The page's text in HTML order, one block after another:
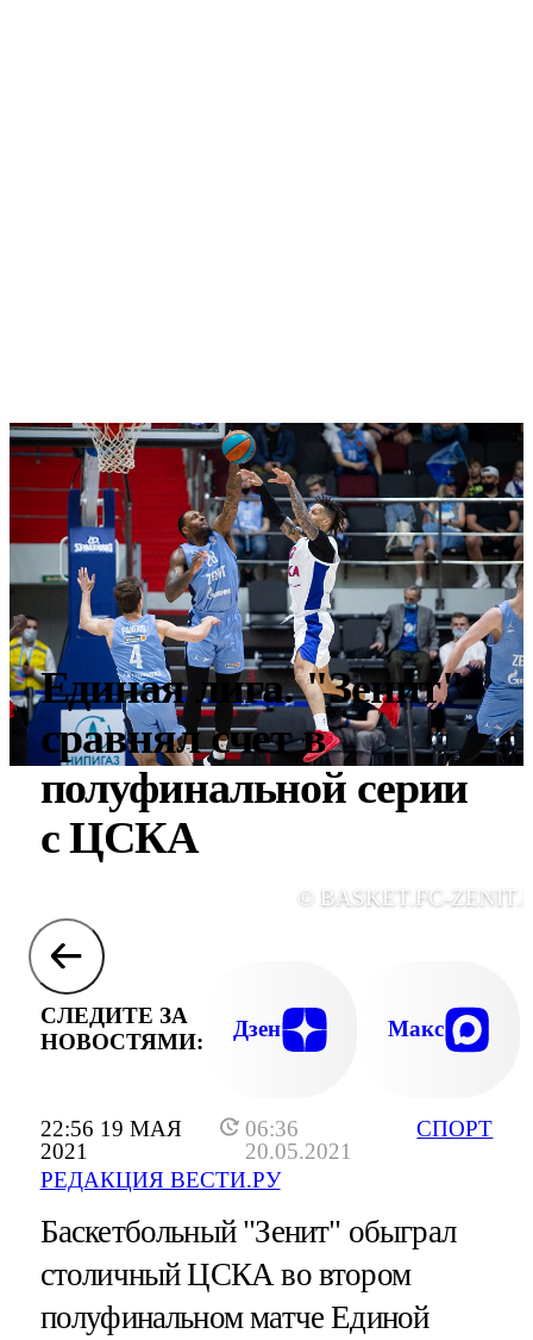
22:56 19 МАЯ
2021
06:36
20.05.2021
РЕДАКЦИЯ ВЕСТИ.РУ
СПОРТ
Единая лига. "Зенит"
сравнял счет в
полуфинальной серии
с ЦСКА
© BASKET.FC-
СЛЕДИТЕ ЗА
НОВОСТЯМИ:
Дзен Макс
Баскетбольный "Зенит" обыграл
столичный ЦСКА во втором
полуфинальном матче Единой